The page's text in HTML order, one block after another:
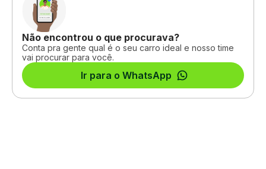
Não encontrou o que procurava?
Conta pra gente qual é o seu carro ideal e nosso time
vai procurar para você.
Ir para o WhatsApp